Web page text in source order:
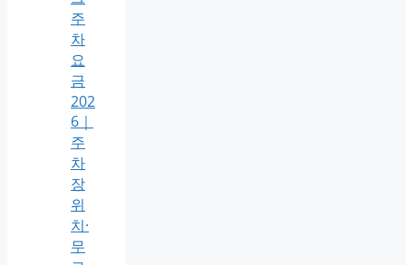
주
차
요
금
202
6｜
주
차
장
위
치·
무